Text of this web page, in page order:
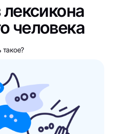
человека
такое?